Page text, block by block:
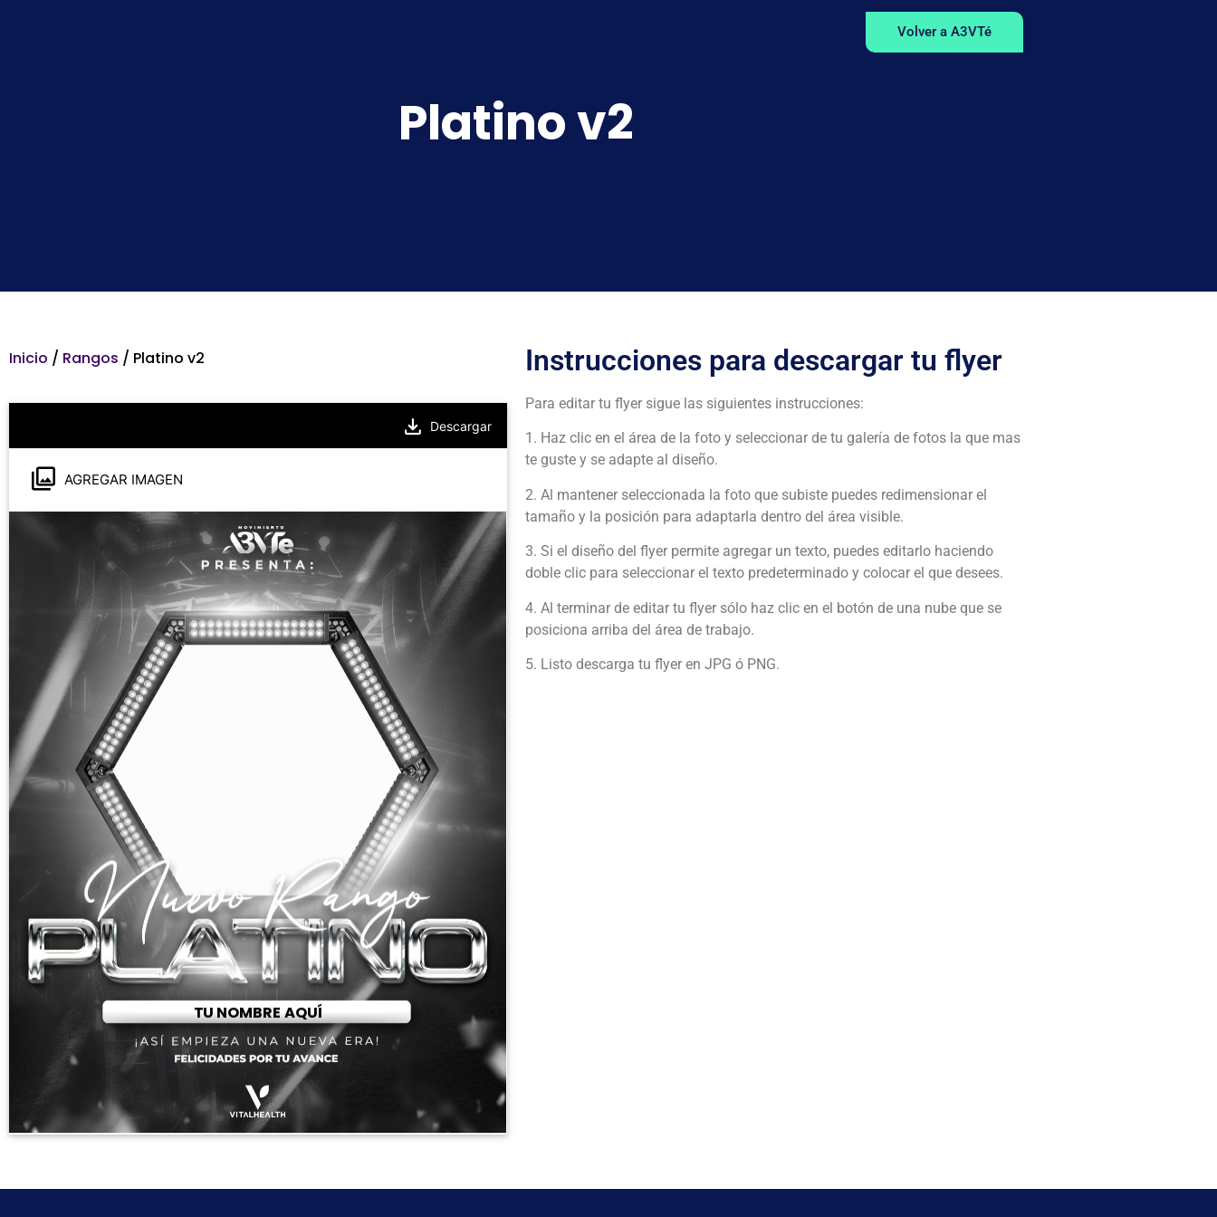
Volver a A3VTé
Platino v2
Inicio / Rangos / Platino v2
Descargar
AGREGAR IMAGEN
Instrucciones para descargar tu flyer
Para editar tu flyer sigue las siguientes instrucciones:
1. Haz clic en el área de la foto y seleccionar de tu galería de fotos la que mas
te guste y se adapte al diseño.
2. Al mantener seleccionada la foto que subiste puedes redimensionar el
tamaño y la posición para adaptarla dentro del área visible.
3. Si el diseño del flyer permite agregar un texto, puedes editarlo haciendo
doble clic para seleccionar el texto predeterminado y colocar el que desees.
4. Al terminar de editar tu flyer sólo haz clic en el botón de una nube que se
posiciona arriba del área de trabajo.
5. Listo descarga tu flyer en JPG ó PNG.